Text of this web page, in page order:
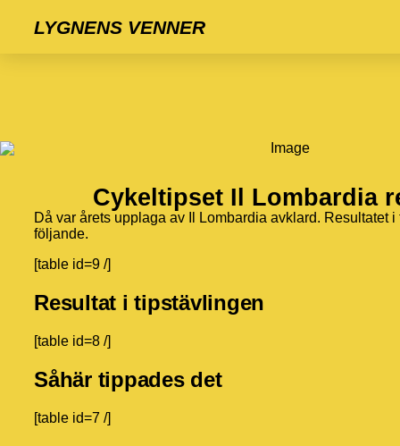
LYGNENS VENNER
Cykeltipset Il Lombardia
Då var årets upplaga av Il Lombardia avklard. Resultatet
följande.
[table id=9 /]
Resultat i tipstävlingen
[table id=8 /]
Såhär tippades det
[table id=7 /]